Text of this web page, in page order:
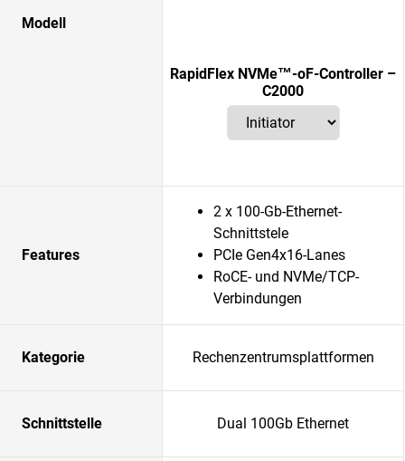
Modell
RapidFlex NVMe™-oF-Controller –
C2000
Features
2 x 100-Gb-Ethernet-
Schnittstele
PCIe Gen4x16-Lanes
RoCE- und NVMe/TCP-
Verbindungen
Kategorie Rechenzentrumsplattformen
Schnittstelle Dual 100Gb Ethernet